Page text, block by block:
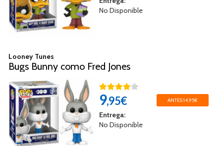
No Disponible
Looney Tunes
Bugs Bunny como Fred Jones
9,95€ ANTES 14,95€
Entrega:
No Disponible